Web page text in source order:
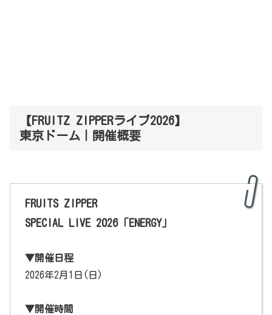
【FRUITZ ZIPPERライブ2026】
東京ドーム｜開催概要
FRUITS ZIPPER
SPECIAL LIVE 2026「ENERGY」
▼開催日程
2026年2月1日(日)
▼開催時間